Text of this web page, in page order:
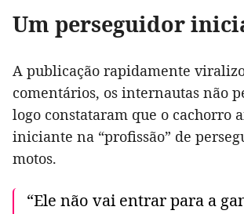
Um perseguidor
A publicação rapidamente
comentários, os internautas não
logo constataram que o cachorro
iniciante na “profissão” de
motos.
“Ele não vai entrar para a